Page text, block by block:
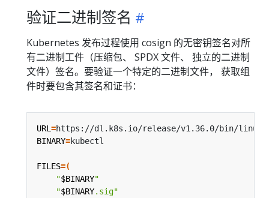
验证二进制签名
Kubernetes 发布过程使用 cosign 的无密钥签名对所
有二进制工件（压缩包、 SPDX 文件、 独立的二进制
文件）签名。要验证一个特定的二进制文件， 获取组
件时要包含其签名和证书：
URL =
BINARY=
FILES=(
"$BINARY"
"$BINARY.sig"